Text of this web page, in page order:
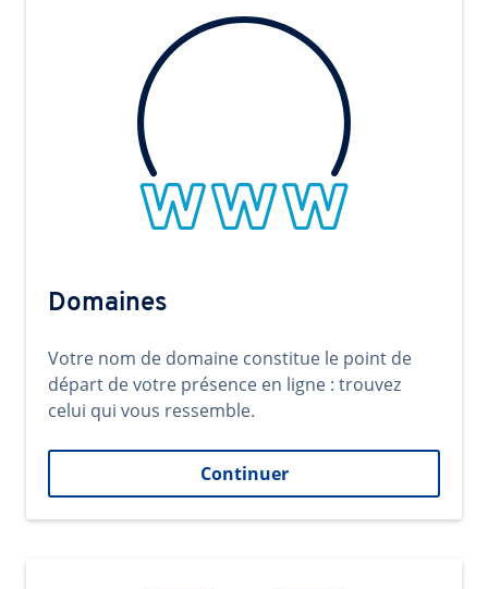
Domaines
Votre nom de domaine constitue le point de
départ de votre présence en ligne : trouvez
celui qui vous ressemble.
Continuer